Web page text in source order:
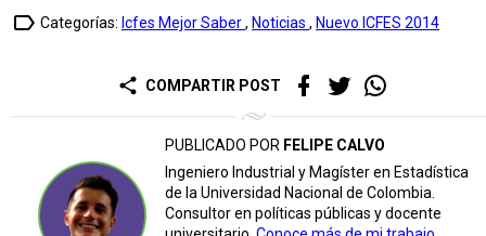
label_outline Categorías: Icfes Mejor Saber, Noticias , Nuevo ICFES 2014
share COMPARTIR POST
PUBLICADO POR FELIPE CALVO
Ingeniero Industrial y Magíster en Estadística
de la Universidad Nacional de Colombia.
Consultor en políticas públicas y docente